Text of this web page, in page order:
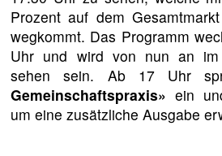
Prozent auf dem
wegkommt. Das Programm
Uhr und wird von nun an im
sehen sein. Ab 17 Uhr
Gemeinschaftspraxis» ein
um eine zusätzliche Ausgabe